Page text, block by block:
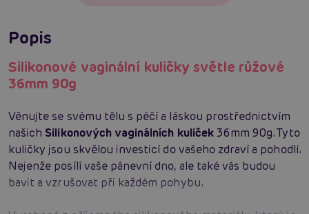
Popis
Silikonové vaginální kuličky světle růžové
36mm 90g
Věnujte se svému tělu s péčí a láskou prostřednictvím
našich Silikonových vaginálních kuliček36mm 90g. Tyto
kuličky jsou skvělou investicí do vašeho zdraví a pohodlí.
Nejenže posílí vaše pánevní dno, ale také vás budou
bavit a vzrušovat při každém pohybu.